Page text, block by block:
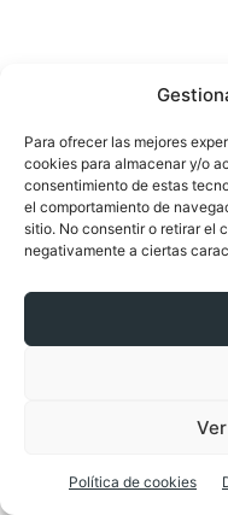
Para ofrecer las mejores
cookies para almacenar y/o
consentimiento de estas
el comportamiento de
sitio. No consentir o retirar el
negativamente a ciertas
Política de cookies
Facebook